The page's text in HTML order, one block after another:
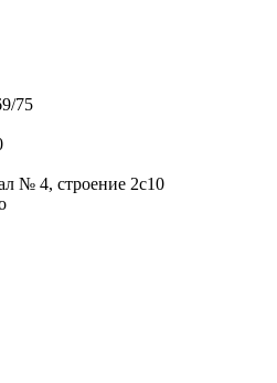
75
№ 4, строение 2с10